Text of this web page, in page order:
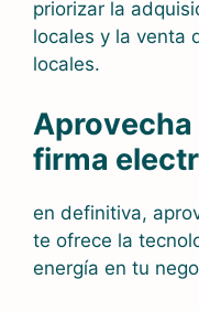
priorizar la
locales y la venta
locales.
Aprovecha
firma
en definitiva,
te ofrece la
energía en tu